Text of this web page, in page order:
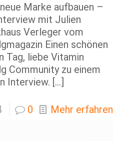
Marke aufbauen –
mit Julien
Verleger vom
Einen schönen
Tag, liebe Vitamin
Community zu einem
Interview. […]
0 Mehr erfahren